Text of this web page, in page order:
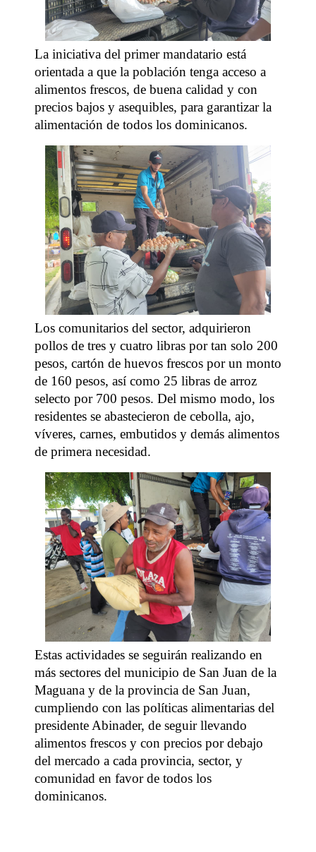
La iniciativa del primer mandatario está
orientada a que la población tenga acceso a
alimentos frescos, de buena calidad y con
precios bajos y asequibles, para garantizar la
alimentación de todos los dominicanos.
Los comunitarios del sector, adquirieron
pollos de tres y cuatro libras por tan solo 200
pesos, cartón de huevos frescos por un monto
de 160 pesos, así como 25 libras de arroz
selecto por 700 pesos. Del mismo modo, los
residentes se abastecieron de cebolla, ajo,
víveres, carnes, embutidos y demás alimentos
de primera necesidad.
Estas actividades se seguirán realizando en
más sectores del municipio de San Juan de la
Maguana y de la provincia de San Juan,
cumpliendo con las políticas alimentarias del
presidente Abinader, de seguir llevando
alimentos frescos y con precios por debajo
del mercado a cada provincia, sector, y
comunidad en favor de todos los
dominicanos.